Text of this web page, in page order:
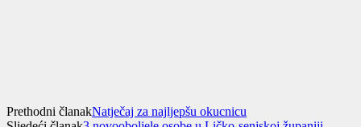
Prethodni članakNatječaj za najljepšu okucnicu